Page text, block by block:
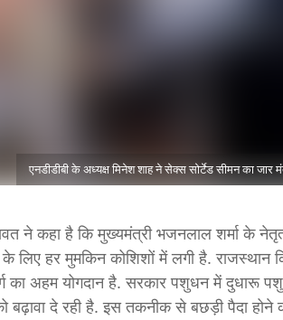
एनडीडीबी के अध्यक्ष मिनेश शाह ने सेक्स सोर्टेड सीमन का जार
ने कहा है कि मुख्यमंत्री भजनलाल शर्मा के
हर मुमकिन कोशिशों में लगी है. राजस्थान
का अहम योगदान है. सरकार पशुधन में दुधारू
दे रही है. इस तकनीक से बछड़ी पैदा होने